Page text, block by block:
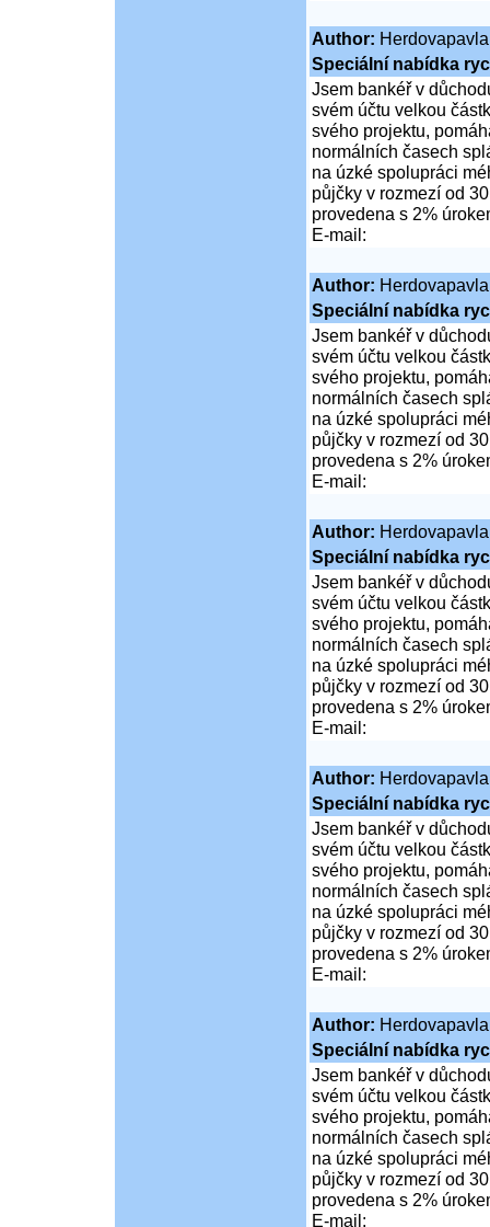
Author: Herdovapavla
Speciální nabídka
Jsem bankéř v
svém účtu velkou
svého projektu,
normálních časech
na úzké spolupráci
půjčky v rozmezí od
provedena s 2%
E-mail:
Author: Herdovapavla
Speciální nabídka
Jsem bankéř v
svém účtu velkou
svého projektu,
normálních časech
na úzké spolupráci
půjčky v rozmezí od
provedena s 2%
E-mail:
Author: Herdovapavla
Speciální nabídka
Jsem bankéř v
svém účtu velkou
svého projektu,
normálních časech
na úzké spolupráci
půjčky v rozmezí od
provedena s 2%
E-mail:
Author: Herdovapavla
Speciální nabídka
Jsem bankéř v
svém účtu velkou
svého projektu,
normálních časech
na úzké spolupráci
půjčky v rozmezí od
provedena s 2%
E-mail:
Author: Herdovapavla
Speciální nabídka
Jsem bankéř v
svém účtu velkou
svého projektu,
normálních časech
na úzké spolupráci
půjčky v rozmezí od
provedena s 2%
E-mail: